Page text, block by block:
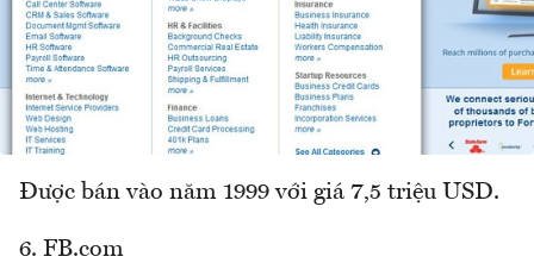
Được bán vào năm 1999 với giá 7,5 triệu USD.
6. FB.com